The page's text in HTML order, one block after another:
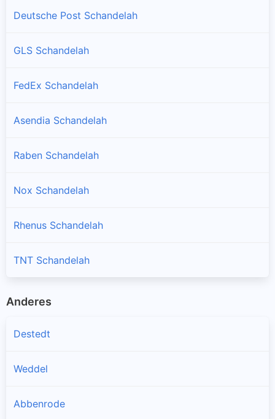
Deutsche Post Schandelah
GLS Schandelah
FedEx Schandelah
Asendia Schandelah
Raben Schandelah
Nox Schandelah
Rhenus Schandelah
TNT Schandelah
Anderes
Destedt
Weddel
Abbenrode